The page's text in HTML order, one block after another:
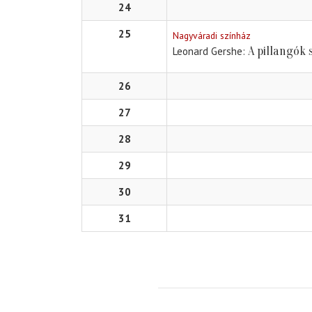
24
25
Nagyváradi színház
Leonard Gershe A pillangók
26
27
28
29
30
31